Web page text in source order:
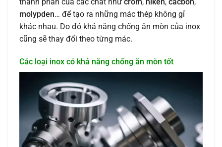
thành phần của các chất như crom, niken, cacbon,
molypden… để tạo ra những mác thép không gỉ
khác nhau. Do đó khả năng chống ăn mòn của inox
cũng sẽ thay đổi theo từng mác.
Các loại inox có khả năng chống ăn mòn tốt